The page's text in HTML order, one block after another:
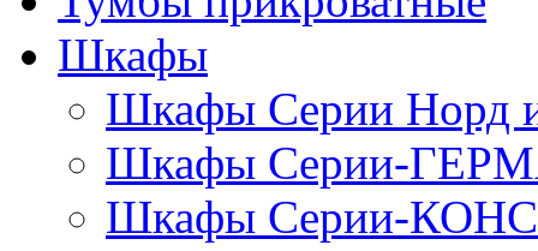
Шкафы
Шкафы Серии
Шкафы Серии-
Шкафы Серии-